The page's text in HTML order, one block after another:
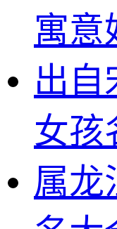
寓意
出自
女孩
属龙